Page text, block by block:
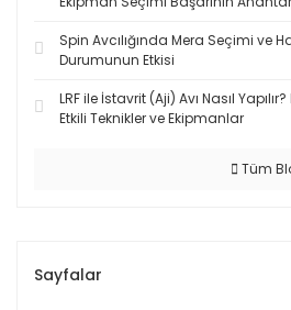
Spin Avcılığında Mera Seçimi ve
Durumunun Etkisi
LRF ile İstavrit (Aji) Avı Nasıl Yapılır?
Etkili Teknikler ve Ekipmanlar
Tüm
Sayfalar